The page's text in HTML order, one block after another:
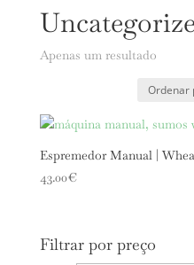
Apenas um resultado
Espremedor Manual |
43.00€
Filtrar por preço